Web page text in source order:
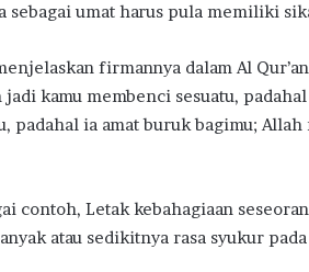
sebagai umat harus pula memiliki
firmannya dalam Al
jadi kamu membenci sesuatu,
padahal ia amat buruk bagimu;
contoh, Letak kebahagiaan
atau sedikitnya rasa syukur